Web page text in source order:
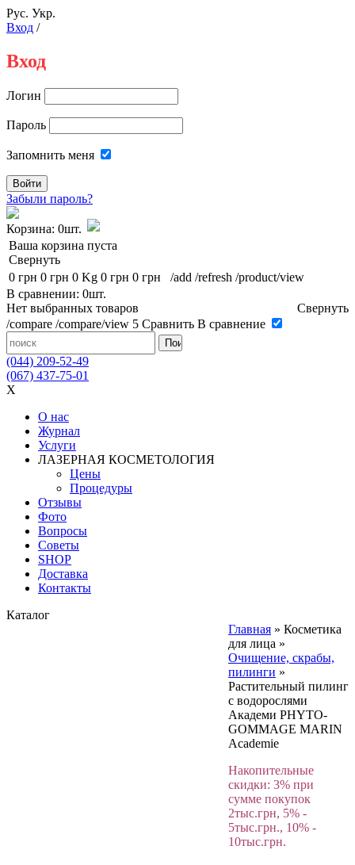
Рус. Укр.
Вход /
Вход
Логин
Пароль
Запомнить меня
Забыли пароль?
Корзина: 0шт.
Ваша корзина пуста
Свернуть
0 грн 0 грн 0 Kg 0 грн 0 грн /add /refresh /product/view
В сравнении: 0шт.
Нет выбранных товаров
Свернуть
/compare /compare/view 5 Сравнить В сравнение
(044) 209-52-49
(067) 437-75-01
X
О нас
Журнал
Услуги
ЛАЗЕРНАЯ КОСМЕТОЛОГИЯ
Цены
Процедуры
Отзывы
Фото
Вопросы
Советы
SHOP
Доставка
Контакты
Каталог
Главная » Косметика
для лица »
Очищение, скрабы,
пилинги »
Растительный пилинг
с водорослями
Академи PHYTO-
GOMMAGE MARIN
Academie
Накопительные
скидки: 3% при
сумме покупок
2тыс.грн, 5% -
5тыс.грн., 10% -
10тыс.грн.